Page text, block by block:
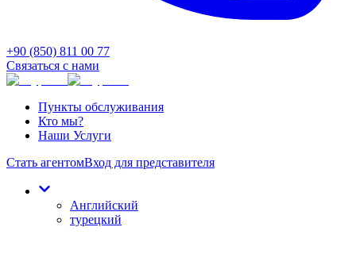
+90 (850) 811 00 77
Связаться с нами
Пункты обслуживания
Кто мы?
Наши Услуги
Стать агентомВход для представителя
Английский
турецкий